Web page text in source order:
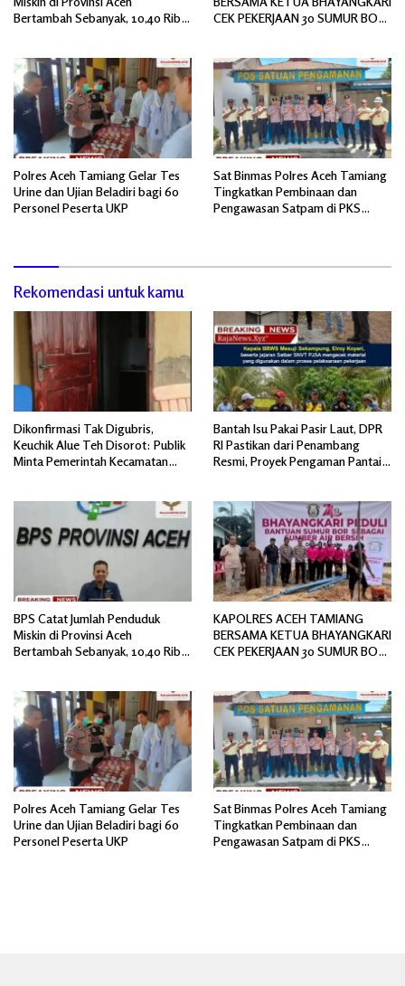
Bertambah Sebanyak, 10,40 Ribu
CEK PEKERJAAN 30 SUMUR BOR
Polres Aceh Tamiang Gelar Tes
Urine dan Ujian Beladiri bagi 60
Personel Peserta UKP
Sat Binmas Polres Aceh Tamiang
Tingkatkan Pembinaan dan
Pengawasan Satpam di PKS
Rekomendasi untuk kamu
Dikonfirmasi Tak Digubris,
Keuchik Alue Teh Disorot: Publik
Minta Pemerintah Kecamatan
Bantah Isu Pakai Pasir Laut, DPR
RI Pastikan dari Penambang
Resmi, Proyek Pengaman Pantai
BPS Catat Jumlah Penduduk
Miskin di Provinsi Aceh
Bertambah Sebanyak, 10,40 Ribu
KAPOLRES ACEH TAMIANG
BERSAMA KETUA BHAYANGKARI
CEK PEKERJAAN 30 SUMUR BOR
Polres Aceh Tamiang Gelar Tes
Urine dan Ujian Beladiri bagi 60
Personel Peserta UKP
Sat Binmas Polres Aceh Tamiang
Tingkatkan Pembinaan dan
Pengawasan Satpam di PKS